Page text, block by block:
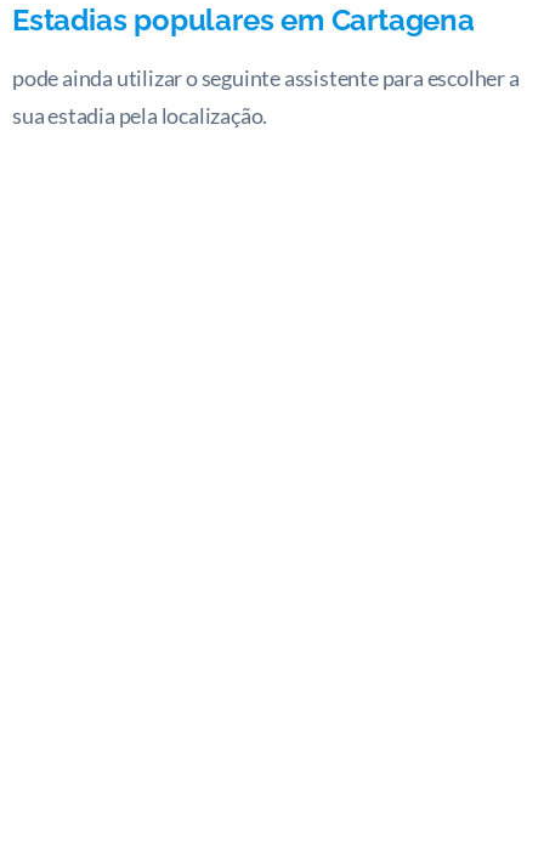
Estadias populares em Cartagena
pode ainda utilizar o seguinte assistente para escolher a
sua estadia pela localização.